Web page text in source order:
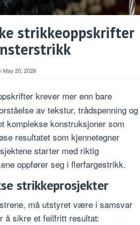
strikkeoppskrifter
May 20, 2026
krever mer enn bare
av tekstur, trådspenning og
komplekse konstruksjoner som
resultatet som kjennetegner
starter med riktig
oppfører seg i flerfargestrikk.
strikkeprosjekter
må utstyret være i samsvar
å sikre et feilfritt resultat: